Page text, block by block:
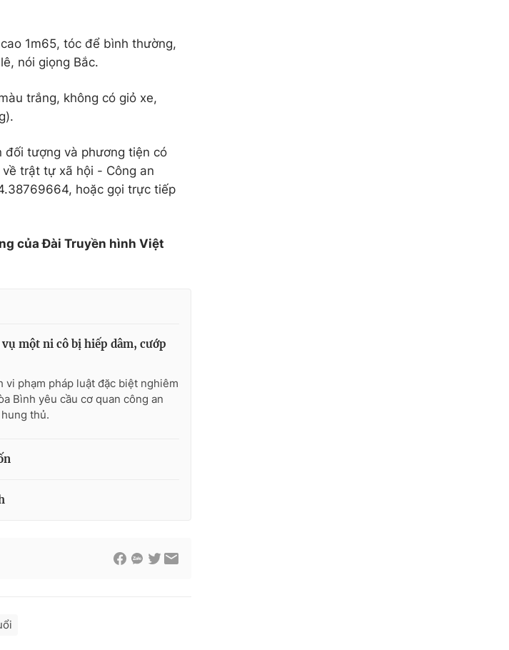
1m65, tóc để bình thường,
nói giọng Bắc.
trắng, không có giỏ xe,
đối tượng và phương tiện có
trật tự xã hội - Công an
hoặc gọi trực tiếp
của Đài Truyền hình Việt
một ni cô bị hiếp dâm, cướp
vi phạm pháp luật đặc biệt nghiêm
Bình yêu cầu cơ quan công an
thủ.